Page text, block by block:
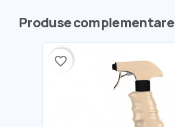
Produse complementare
favorite_border